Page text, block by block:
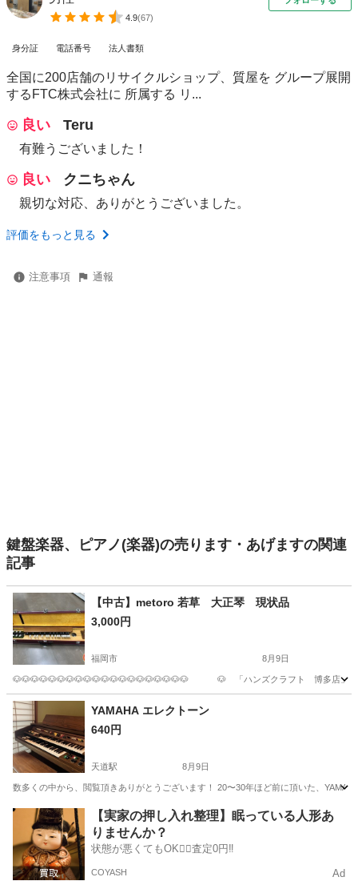
4.9(67)
身分証 電話番号 法人書類
全国に200店舗のリサイクルショップ、質屋を グループ展開
するFTC株式会社に 所属する リ...
良い Teru
有難うございました！
良い クニちゃん
親切な対応、ありがとうございました。
評価をもっと見る
注意事項 通報
鍵盤楽器、ピアノ(楽器)の売ります・あげますの関連
記事
【中古】metoro 若草 大正琴 現状品
3,000円
福岡市 8月9日
🐶🐶🐶🐶🐶🐶🐶🐶🐶🐶🐶🐶🐶🐶🐶🐶🐶🐶🐶🐶 🐶 「ハンズクラフト 博多店」 🐶
福岡 福岡市
YAMAHA エレクトーン
640円
天道駅 8月9日
数多くの中から、閲覧頂きありがとうございます！ 20〜30年ほど前に頂いた、
福岡 飯塚市 天道駅 鍵盤楽器、ピアノ エレクトーン
【実家の押し入れ整理】眠っている人形あ
りませんか？
状態が悪くてもOK🙆‍♀️査定0円‼️
COYASH Ad